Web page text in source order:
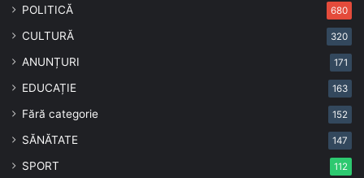
POLITICĂ 680
CULTURĂ 320
ANUNȚURI 171
EDUCAȚIE 163
Fără categorie 152
SĂNĂTATE 147
SPORT 112